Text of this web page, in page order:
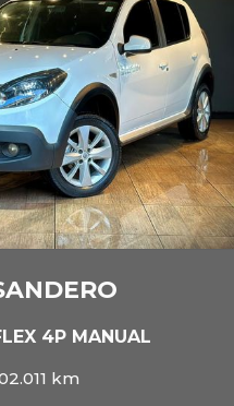
4P MANUAL
km